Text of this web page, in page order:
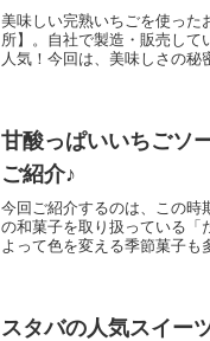
美味しい完熟いちごを使った
所】。自社で製造・販売して
人気！今回は、美味しさの秘
甘酸っぱいいちごソ
ご紹介♪
今回ご紹介するのは、この
の和菓子を取り扱っている「
よって色を変える季節菓子
スタバの人気スイー